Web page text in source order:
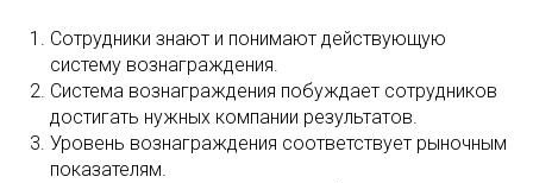
Сотрудники знают и понимают действующую
систему вознаграждения.
Система вознаграждения побуждает сотрудников
достигать нужных компании результатов.
Уровень вознаграждения соответствует рыночным
показателям.